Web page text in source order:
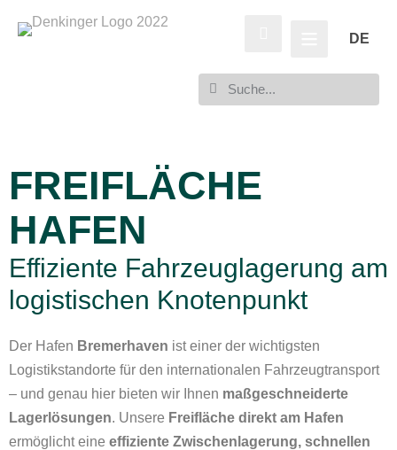
DE
FREIFLÄCHE
HAFEN
Effiziente Fahrzeuglagerung am
logistischen Knotenpunkt
Der Hafen Bremerhaven ist einer der wichtigsten
Logistikstandorte für den internationalen Fahrzeugtransport
– und genau hier bieten wir Ihnen maßgeschneiderte
Lagerlösungen. Unsere Freifläche direkt am Hafen
ermöglicht eine effiziente Zwischenlagerung, schnellen